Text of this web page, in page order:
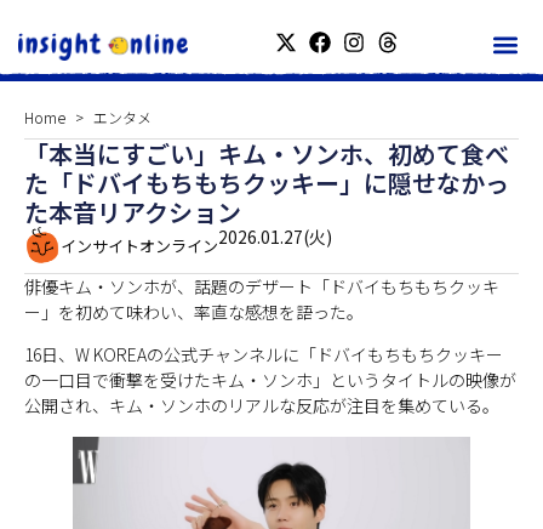
Home エンタメ
「本当にすごい」キム・ソンホ、初めて食べ
た「ドバイもちもちクッキー」に隠せなかっ
た本音リアクション
インサイトオンライン2026.01.27(火)
俳優キム・ソンホが、話題のデザート「ドバイもちもちクッキ
ー」を初めて味わい、率直な感想を語った。
16日、W KOREAの公式チャンネルに「ドバイもちもちクッキー
の一口目で衝撃を受けたキム・ソンホ」というタイトルの映像が
公開され、キム・ソンホのリアルな反応が注目を集めている。